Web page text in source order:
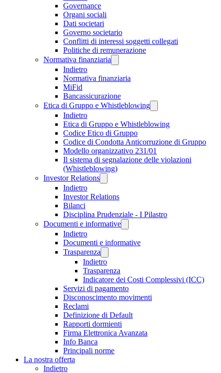
Governance
Organi sociali
Dati societari
Governo societario
Conflitti di interessi soggetti collegati
Politiche di remunerazione
Normativa finanziaria
Indietro
Normativa finanziaria
MiFid
Bancassicurazione
Etica di Gruppo e Whistleblowing
Indietro
Etica di Gruppo e Whistleblowing
Codice Etico di Gruppo
Codice di Condotta Anticorruzione di Gruppo
Modello organizzativo 231/01
Il sistema di segnalazione delle violazioni
(Whistleblowing)
Investor Relations
Indietro
Investor Relations
Bilanci
Disciplina Prudenziale - I Pilastro
Documenti e informative
Indietro
Documenti e informative
Trasparenza
Indietro
Trasparenza
Indicatore dei Costi Complessivi (ICC)
Servizi di pagamento
Disconoscimento movimenti
Reclami
Definizione di Default
Rapporti dormienti
Firma Elettronica Avanzata
Info Banca
Principali norme
La nostra offerta
Indietro